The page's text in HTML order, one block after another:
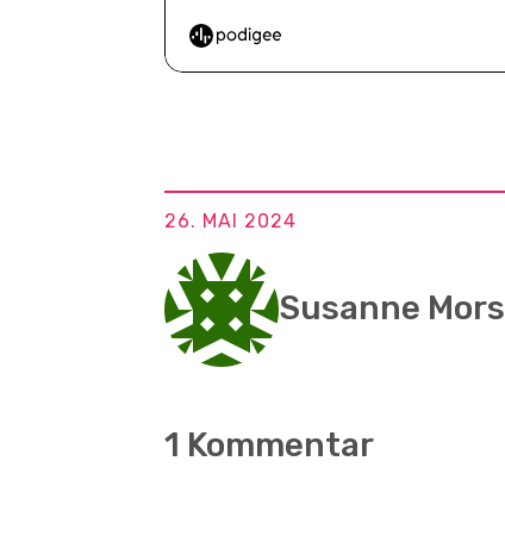
26. MAI 2024
Susanne Mors
1 Kommentar